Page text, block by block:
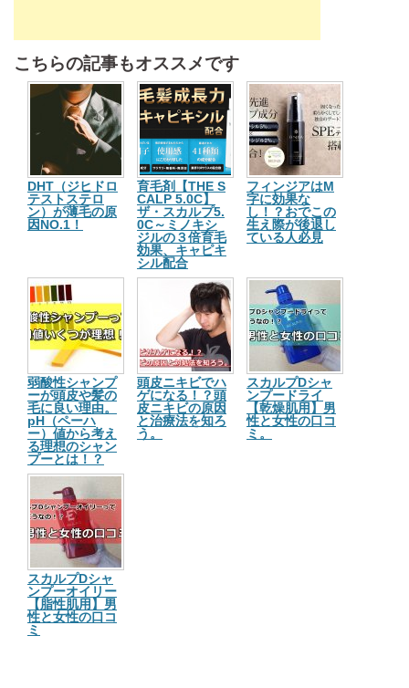
こちらの記事もオススメです
DHT（ジヒドロ
テストステロ
ン）が薄毛の原
因NO.1！
育毛剤【THE S
CALP 5.0C】
ザ・スカルプ5.
0C～ミノキシ
ジルの３倍育毛
効果、キャピキ
シル配合
フィンジアはM
字に効果な
し！？おでこの
生え際が後退し
ている人必見
弱酸性シャンプ
ーが頭皮や髪の
毛に良い理由。
pH（ペーハ
ー）値から考え
る理想のシャン
プーとは！？
頭皮ニキビでハ
ゲになる！？頭
皮ニキビの原因
と治療法を知ろ
う。
スカルプDシャ
ンプードライ
【乾燥肌用】男
性と女性の口コ
ミ。
スカルプDシャ
ンプーオイリー
【脂性肌用】男
性と女性の口コ
ミ